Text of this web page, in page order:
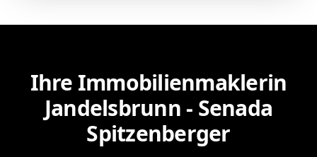
Ihre Immobilienmaklerin
Jandelsbrunn - Senada
Spitzenberger